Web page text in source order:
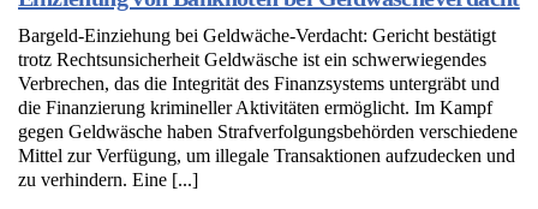
Bargeld-Einziehung bei Geldwäche-Verdacht: Gericht bestätigt
trotz Rechtsunsicherheit Geldwäsche ist ein schwerwiegendes
Verbrechen, das die Integrität des Finanzsystems untergräbt und
die Finanzierung krimineller Aktivitäten ermöglicht. Im Kampf
gegen Geldwäsche haben Strafverfolgungsbehörden verschiedene
Mittel zur Verfügung, um illegale Transaktionen aufzudecken und
zu verhindern. Eine [...]